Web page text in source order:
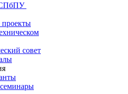
СПбПУ
совет